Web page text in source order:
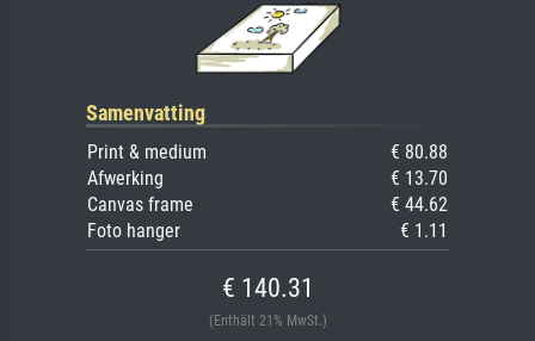
Samenvatting
Print & medium
€ 80.88
Afwerking
€ 13.70
Canvas frame
€ 44.62
Foto hanger
€ 1.11
€ 140.31
(Enthält 21% MwSt.)